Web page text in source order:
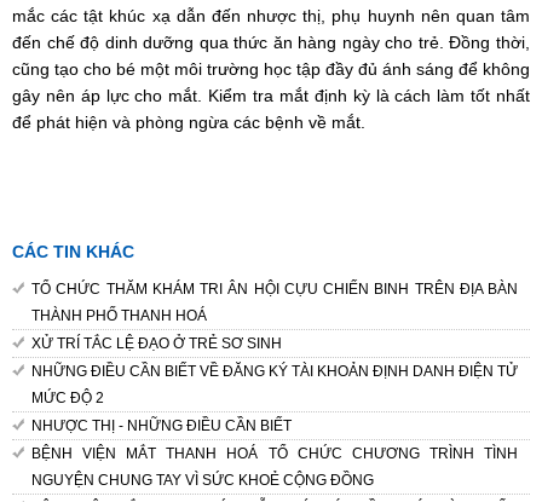
mắc các tật khúc xạ dẫn đến nhược thị, phụ huynh nên quan tâm
đến chế độ dinh dưỡng qua thức ăn hàng ngày cho trẻ. Đồng thời,
cũng tạo cho bé một môi trường học tập đầy đủ ánh sáng để không
gây nên áp lực cho mắt. Kiểm tra mắt định kỳ là cách làm tốt nhất
để phát hiện và phòng ngừa các bệnh về mắt.
CÁC TIN KHÁC
TỔ CHỨC THĂM KHÁM TRI ÂN HỘI CỰU CHIẾN BINH TRÊN ĐỊA BÀN
THÀNH PHỐ THANH HOÁ
XỬ TRÍ TẮC LỆ ĐẠO Ở TRẺ SƠ SINH
NHỮNG ĐIỀU CẦN BIẾT VỀ ĐĂNG KÝ TÀI KHOẢN ĐỊNH DANH ĐIỆN TỬ
MỨC ĐỘ 2
NHƯỢC THỊ - NHỮNG ĐIỀU CẦN BIẾT
BỆNH VIỆN MẮT THANH HOÁ TỔ CHỨC CHƯƠNG TRÌNH TÌNH
NGUYỆN CHUNG TAY VÌ SỨC KHOẺ CỘNG ĐỒNG